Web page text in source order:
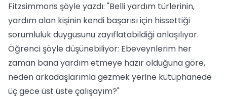
Fitzsimmons şöyle yazdı: "Belli yardım türlerinin,
yardım alan kişinin kendi başarısı için hissettiği
sorumluluk duygusunu zayıflatabildiği anlaşılıyor.
Öğrenci şöyle düşünebiliyor: Ebeveynlerim her
zaman bana yardım etmeye hazır olduğuna göre,
neden arkadaşlarımla gezmek yerine kütüphanede
üç gece üst üste çalışayım?"